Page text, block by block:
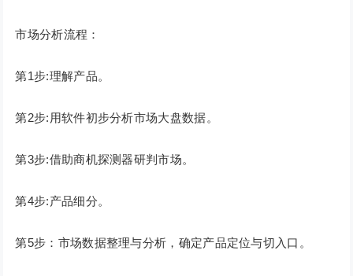
市场分析流程：
第1步:理解产品。
第2步:用软件初步分析市场大盘数据。
第3步:借助商机探测器研判市场。
第4步:产品细分。
第5步：市场数据整理与分析，确定产品定位与切入口。